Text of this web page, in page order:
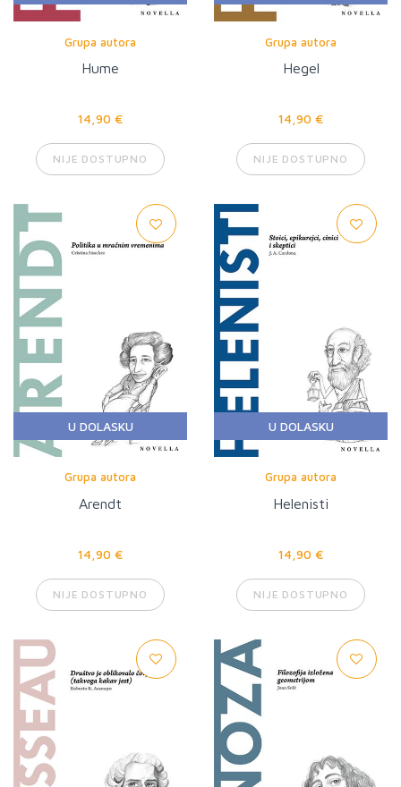
Grupa autora
Hume
14,90 €
NIJE DOSTUPNO
Grupa autora
Hegel
14,90 €
NIJE DOSTUPNO
U DOLASKU
Grupa autora
Arendt
14,90 €
NIJE DOSTUPNO
U DOLASKU
Grupa autora
Helenisti
14,90 €
NIJE DOSTUPNO